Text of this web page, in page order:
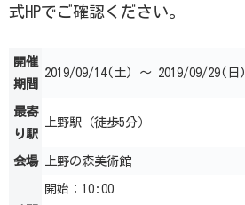
式HPでご確認ください。
開催
期間
2019/09/14(土) ～ 2019/09/29(日)
最寄
り駅
上野駅（徒歩5分）
会場 上野の森美術館
開始：10:00